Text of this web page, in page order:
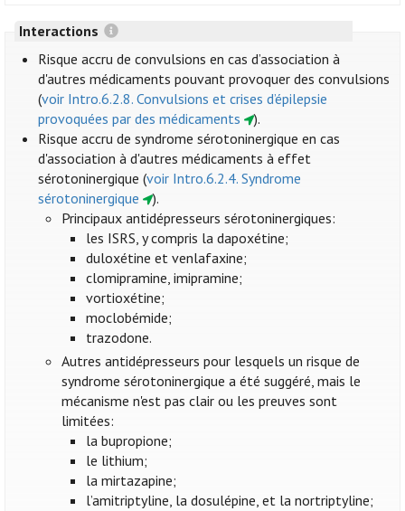
Interactions
Risque accru de convulsions en cas d’association à
d'autres médicaments pouvant provoquer des convulsions
(voir Intro.6.2.8. Convulsions et crises d’épilepsie
provoquées par des médicaments
).
Risque accru de syndrome sérotoninergique en cas
d'association à d'autres médicaments à effet
sérotoninergique (voir Intro.6.2.4. Syndrome
sérotoninergique
).
Principaux antidépresseurs sérotoninergiques:
les ISRS, y compris la dapoxétine;
duloxétine et venlafaxine;
clomipramine, imipramine;
vortioxétine;
moclobémide;
trazodone.
Autres antidépresseurs pour lesquels un risque de
syndrome sérotoninergique a été suggéré, mais le
mécanisme n'est pas clair ou les preuves sont
limitées:
la bupropione;
le lithium;
la mirtazapine;
l’amitriptyline, la dosulépine, et la nortriptyline;